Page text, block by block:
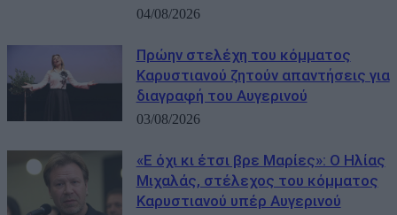
04/08/2026
Πρώην στελέχη του κόμματος
Καρυστιανού ζητούν απαντήσεις για
διαγραφή του Αυγερινού
03/08/2026
«Ε όχι κι έτσι βρε Μαρίες»: Ο Ηλίας
Μιχαλάς, στέλεχος του κόμματος
Καρυστιανού υπέρ Αυγερινού